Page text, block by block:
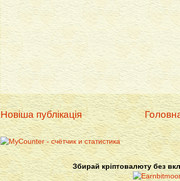
Новіша публікація
Збирай кріптовалюту без